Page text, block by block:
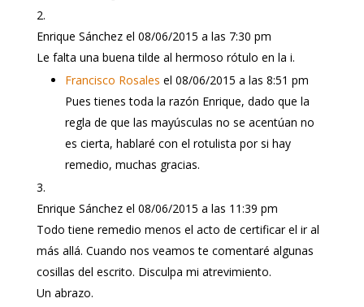
Enrique Sánchez el 08/06/2015 a las 7:30 pm
Le falta una buena tilde al hermoso rótulo en la i.
Francisco Rosales el 08/06/2015 a las 8:51 pm
Pues tienes toda la razón Enrique, dado que la
regla de que las mayúsculas no se acentúan no
es cierta, hablaré con el rotulista por si hay
remedio, muchas gracias.
Enrique Sánchez el 08/06/2015 a las 11:39 pm
Todo tiene remedio menos el acto de certificar el ir al
más allá. Cuando nos veamos te comentaré algunas
cosillas del escrito. Disculpa mi atrevimiento.
Un abrazo.